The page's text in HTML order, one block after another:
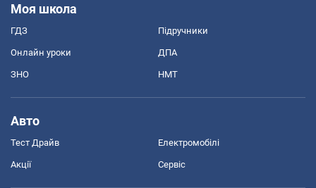
Моя школа
ГДЗ Підручники
Онлайн уроки ДПА
ЗНО НМТ
Авто
Тест Драйв Електромобілі
Акції Сервіс